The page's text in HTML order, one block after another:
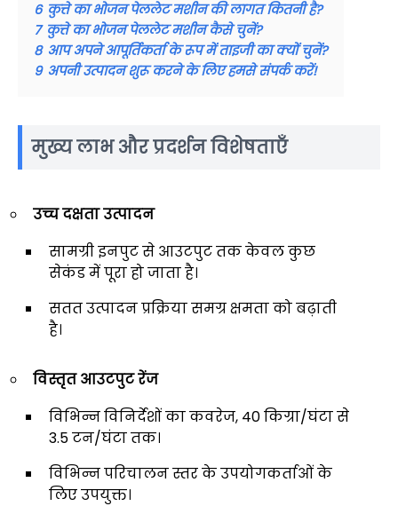
6 कुत्ते का भोजन पेललेट मशीन की लागत कितनी है?
7 कुत्ते का भोजन पेललेट मशीन कैसे चुनें?
8 आप अपने आपूर्तिकर्ता के रूप में ताइजी का क्यों चुनें?
9 अपनी उत्पादन शुरू करने के लिए हमसे संपर्क करें!
मुख्य लाभ और प्रदर्शन विशेषताएँ
उच्च दक्षता उत्पादन
सामग्री इनपुट से आउटपुट तक केवल कुछ
सेकंड में पूरा हो जाता है।
सतत उत्पादन प्रक्रिया समग्र क्षमता को बढ़ाती
है।
विस्तृत आउटपुट रेंज
विभिन्न विनिर्देशों का कवरेज, 40 किग्रा/घंटा से
3.5 टन/घंटा तक।
विभिन्न परिचालन स्तर के उपयोगकर्ताओं के
लिए उपयुक्त।